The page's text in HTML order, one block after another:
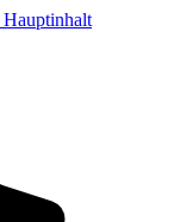
Hauptinhalt